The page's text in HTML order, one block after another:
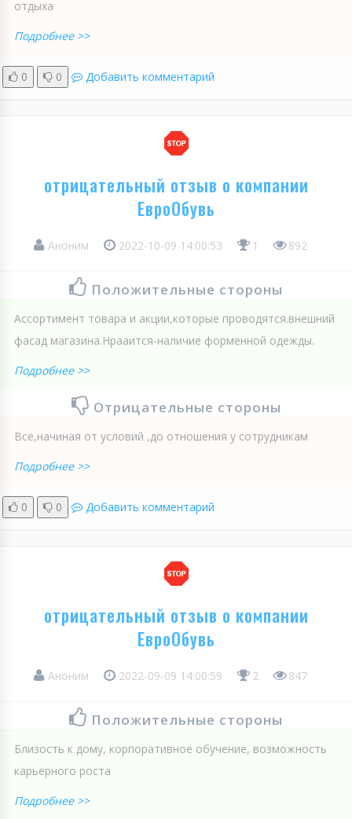
отдыха
Подробнее >>
0 0 Добавить комментарий
отрицательный отзыв о компании
ЕвроОбувь
Аноним 2022-10-09 14:00:53 1 892
Положительные стороны
Ассортимент товара и акции,которые проводятся.внешний
фасад магазина.Нрааится-наличие форменной одежды.
Подробнее >>
Отрицательные стороны
Все,начиная от условий ,до отношения у сотрудникам
Подробнее >>
0 0 Добавить комментарий
отрицательный отзыв о компании
ЕвроОбувь
Аноним 2022-09-09 14:00:59 2 847
Положительные стороны
Близость к дому, корпоративное обучение, возможность
карьерного роста
Подробнее >>